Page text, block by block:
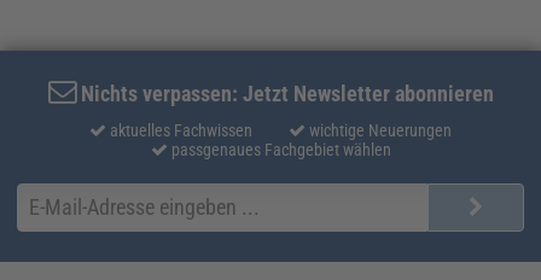
Nichts verpassen: Jetzt Newsletter abonnieren
aktuelles Fachwissen
wichtige Neuerungen
passgenaues Fachgebiet wählen